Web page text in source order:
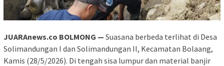
JUARAnews.co BOLMONG — Suasana berbeda terlihat di Desa
Solimandungan I dan Solimandungan II, Kecamatan Bolaang,
Kamis (28/5/2026). Di tengah sisa lumpur dan material banjir